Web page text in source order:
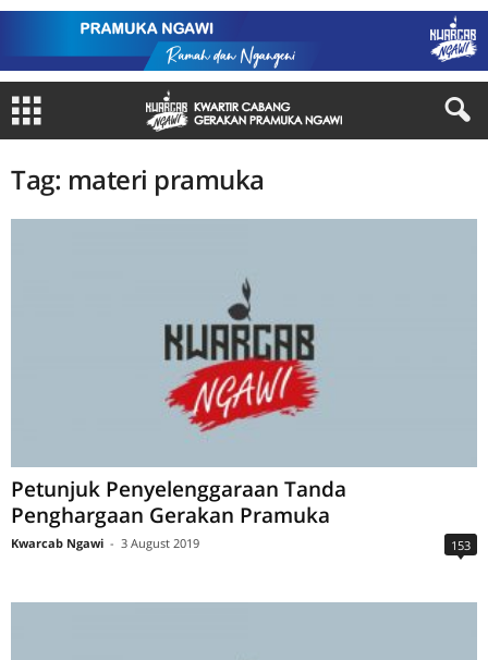
Tag: materi pramuka
Petunjuk Penyelenggaraan Tanda
Penghargaan Gerakan Pramuka
Kwarcab Ngawi - 3 August 2019 153